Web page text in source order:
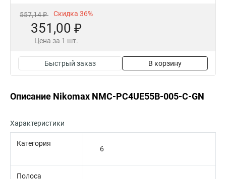
557,14 ₽ Скидка 36%
351,00 ₽
Цена за 1 шт.
Быстрый заказ В корзину
Описание Nikomax NMC-PC4UE55B-005-C-GN
Характеристики
Категория
6
Полоса